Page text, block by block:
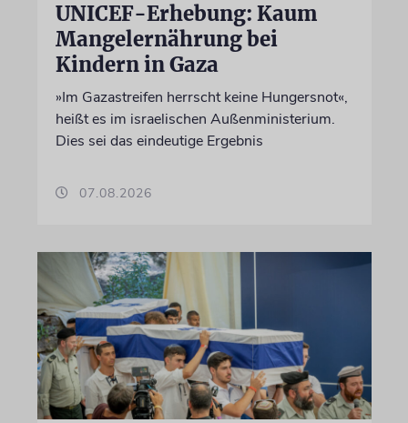
UNICEF-Erhebung: Kaum
Mangelernährung bei
Kindern in Gaza
»Im Gazastreifen herrscht keine Hungersnot«,
heißt es im israelischen Außenministerium.
Dies sei das eindeutige Ergebnis
07.08.2026